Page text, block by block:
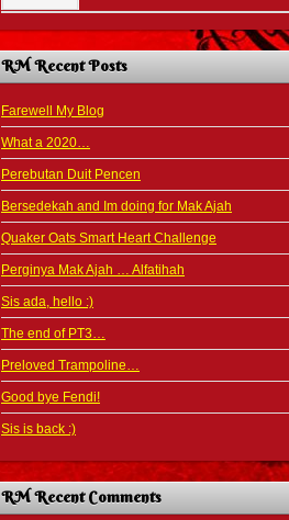
RM Recent Posts
Farewell My Blog
What a 2020…
Perebutan Duit Pencen
Bersedekah and Im doing for Mak Ajah
Quaker Oats Smart Heart Challenge
Perginya Mak Ajah … Alfatihah
Sis ada, hello :)
The end of PT3…
Preloved Trampoline…
Good bye Fendi!
Sis is back :)
RM Recent Comments